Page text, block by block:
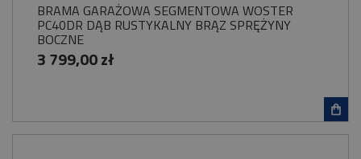
BRAMA GARAŻOWA SEGMENTOWA WOSTER
PC40DR DĄB RUSTYKALNY BRĄZ SPRĘŻYNY
BOCZNE
3 799,00 zł